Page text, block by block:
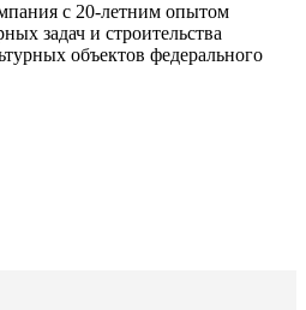
с 20-летним опытом
задач и строительства
объектов федерального